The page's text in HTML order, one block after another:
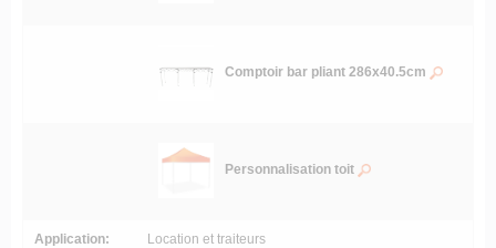
Comptoir bar pliant 286x40.5cm
Personnalisation toit
Application: Location et traiteurs